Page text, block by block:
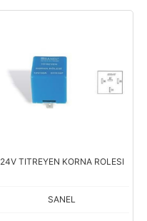
24V TITREYEN KORNA ROLESI
SANEL